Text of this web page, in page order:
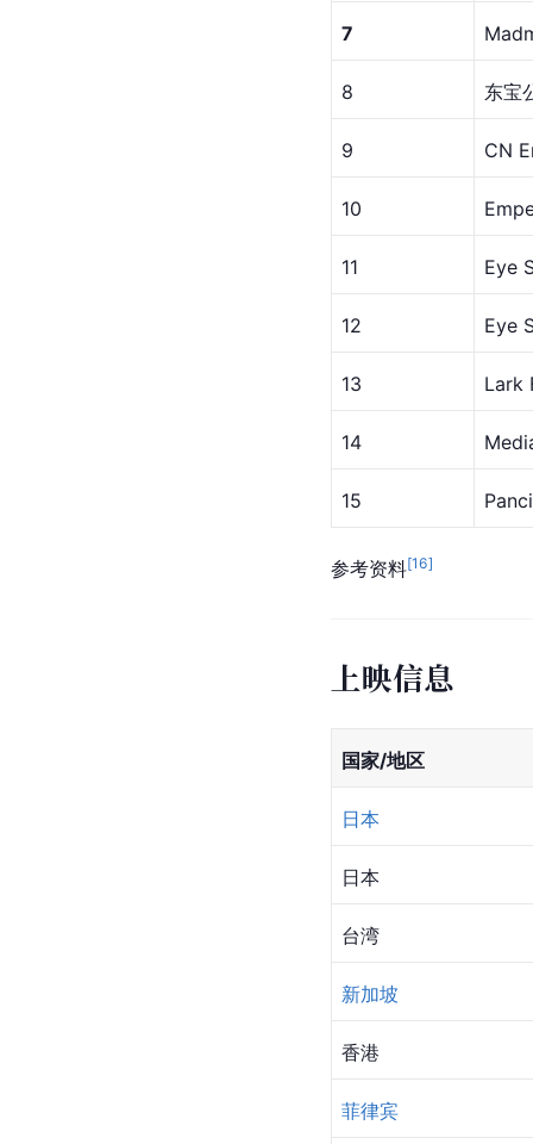
7
8 东宝
9 CN
10
11 Eye
12 Eye
13 Lark
14
15
参考资料[16]
上映信息
国家/地区
日本
日本
台湾
新加坡
香港
菲律宾